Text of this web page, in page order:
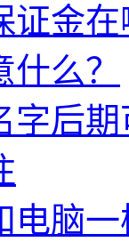
证金
么？
字后
电脑